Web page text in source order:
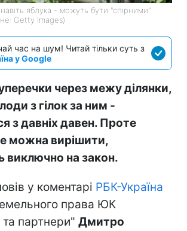
яблука - можуть бути "спірними"
Getty Images)
час на шум! Читай тільки суть з
у Google
через межу ділянки,
з гілок за ним -
з давніх давен. Проте
можна вирішити,
виключно на закон.
у коментарі РБК-Україна
права ЮК
партнери" Дмитро